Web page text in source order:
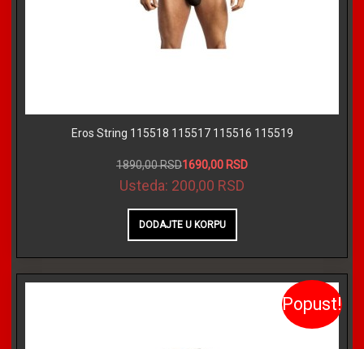
Eros String 115518 115517 115516 115519
1890,00 RSD1690,00 RSD
Usteda: 200,00 RSD
Popust!